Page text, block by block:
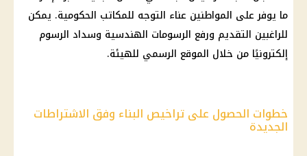
ما يوفر على المواطنين عناء التوجه للمكاتب الحكومية. يمكن
للراغبين التقديم ورفع الرسومات الهندسية وسداد الرسوم
إلكترونيًا من خلال الموقع الرسمي للهيئة.
خطوات الحصول على تراخيص البناء وفق الاشتراطات
الجديدة